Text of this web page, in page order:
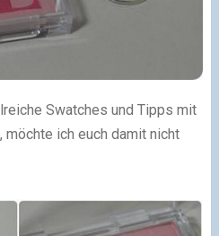
Swatches und Tipps mit
möchte ich euch damit nicht